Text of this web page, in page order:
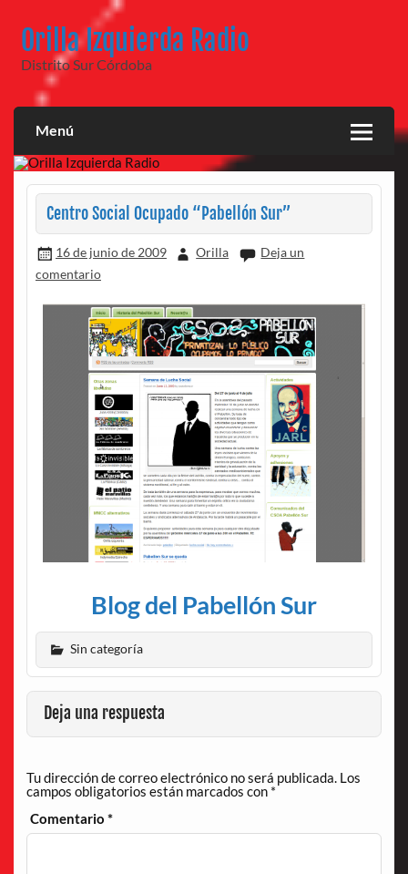
contenido
Orilla Izquierda Radio
Distrito Sur Córdoba
Menú
Centro Social Ocupado “Pabellón Sur”
16 de junio de 2009 Orilla
Deja un
comentario
Blog del Pabellón Sur
Sin categoría
Deja una respuesta
Tu dirección de correo electrónico no será publicada. Los
campos obligatorios están marcados con *
Comentario*